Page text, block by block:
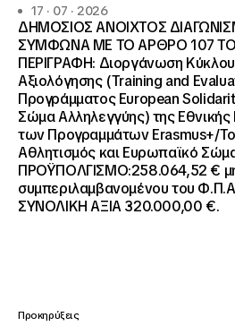
17 · 07 · 2026
ΔΗΜΟΣΙΟΣ ΑΝΟΙΧΤΟΣ
ΣΥΜΦΩΝΑ ΜΕ ΤΟ ΑΡΘΡΟ 107
ΠΕΡΙΓΡΑΦΗ: Διοργάνωση Κύκλου
Αξιολόγησης (Training and
Προγράμματος European
Σώμα Αλληλεγγύης) της
των Προγραμμάτων Erasmus+/
Αθλητισμός και Ευρωπαϊκό
ΠΡΟΫΠΟΛΓΙΣΜΟ:258.064,52 €
συμπεριλαμβανομένου του
ΣΥΝΟΛΙΚΗ ΑΞΙΑ 320.000,00 €.
Προκηρύξεις